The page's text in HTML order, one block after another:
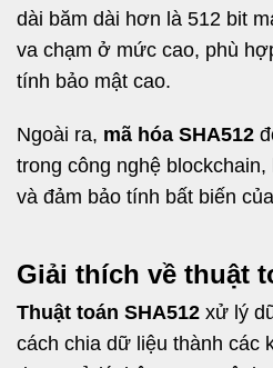
dài băm dài hơn là 512 bit
va chạm ở mức cao, phù
tính bảo mật cao.
Ngoài ra, mã hóa SHA512
trong công nghệ
và đảm bảo tính bất biến
Giải thích về thuật
Thuật toán SHA512 xử lý
cách chia dữ liệu thành các